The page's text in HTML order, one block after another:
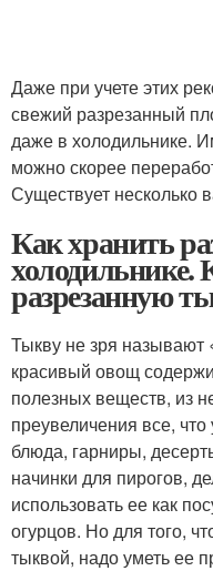
Даже при учете этих
свежий разрезанный
даже в холодильнике.
можно скорее
Существует несколько
Как хранить
холодильнике.
разрезанную
Тыкву не зря называют
красивый овощ
полезных веществ, из
преувеличения все,
блюда, гарниры,
начинки для пирогов,
использовать ее как
огурцов. Но для того,
тыквой, надо уметь ее